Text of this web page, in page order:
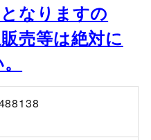
なりますの
売等は絶対に